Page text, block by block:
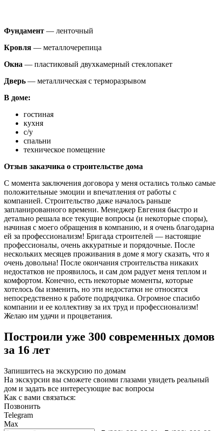
Фундамент — ленточный
Кровля — металлочерепица
Окна — пластиковый двухкамерный стеклопакет
Дверь — металлическая с терморазрывом
В доме:
гостиная
кухня
с/у
спальни
техническое помещение
Отзыв заказчика о строительстве дома
С момента заключения договора у меня остались только самые
положительные эмоции и впечатления от работы с
компанией. Строительство даже началось раньше
запланированного времени. Менеджер Евгения быстро и
детально решала все текущие вопросы (и некоторые споры),
начиная с моего обращения в компанию, и я очень благодарна
ей за профессионализм! Бригада строителей — настоящие
профессионалы, очень аккуратные и порядочные. После
нескольких месяцев проживания в доме я могу сказать, что я
очень довольна! После окончания строительства никаких
недостатков не проявилось, и сам дом радует меня теплом и
комфортом. Конечно, есть некоторые моменты, которые
хотелось бы изменить, но эти недостатки не относятся
непосредственно к работе подрядчика. Огромное спасибо
компании и ее коллективу за их труд и профессионализм!
Желаю им удачи и процветания.
Построили уже 300 современных домов
за 16 лет
Запишитесь на экскурсию по домам
На экскурсии вы сможете своими глазами увидеть реальный
дом и задать все интересующие вас вопросы
Как с вами связаться:
Позвонить
Telegram
Max